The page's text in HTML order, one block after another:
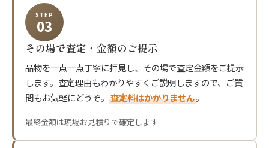
STEP
03
その場で査定・金額のご提示
品物を一点一点丁寧に拝見し、その場で査定金額をご提示
します。査定理由もわかりやすくご説明しますので、ご質
問もお気軽にどうぞ。 査定料はかかりません。
最終金額は現場お見積りで確定します